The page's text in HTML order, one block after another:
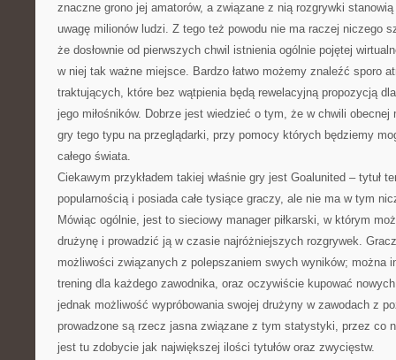
znaczne grono jej amatorów, a związane z nią rozgrywki
uwagę milionów ludzi. Z tego też powodu nie ma raczej niczego
że dosłownie od pierwszych chwil istnienia ogólnie pojętej
w niej tak ważne miejsce. Bardzo łatwo możemy znaleźć sporo
traktujących, które bez wątpienia będą rewelacyjną propozycją
jego miłośników. Dobrze jest wiedzieć o tym, że w chwili
gry tego typu na przeglądarki, przy pomocy których będziemy
całego świata.
Ciekawym przykładem takiej właśnie gry jest Goalunited – tytuł
popularnością i posiada całe tysiące graczy, ale nie ma w tym
Mówiąc ogólnie, jest to sieciowy manager piłkarski, w którym
drużynę i prowadzić ją w czasie najróżniejszych rozgrywek.
możliwości związanych z polepszaniem swych wyników; można
trening dla każdego zawodnika, oraz oczywiście kupować
jednak możliwość wypróbowania swojej drużyny w zawodach z
prowadzone są rzecz jasna związane z tym statystyki, przez co
jest tu zdobycie jak największej ilości tytułów oraz zwycięstw.